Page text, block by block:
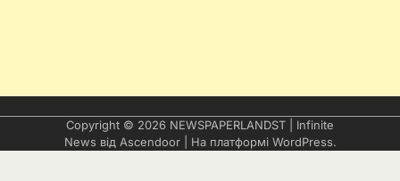
Copyright © 2026 NEWSPAPERLANDST | Infinite
News від Ascendoor| На платформі WordPress.